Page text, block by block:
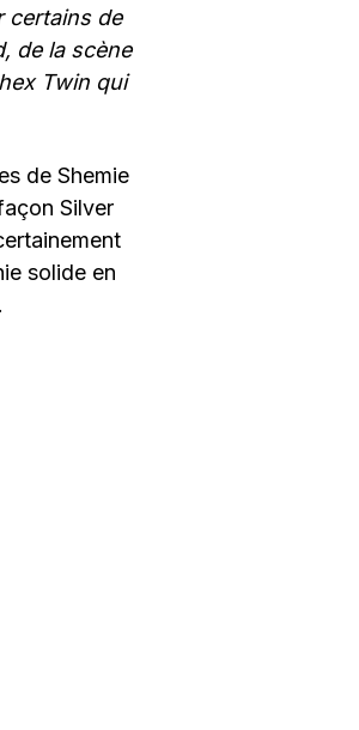
certains de
de la scène
Twin qui
de Shemie
Silver
solide en